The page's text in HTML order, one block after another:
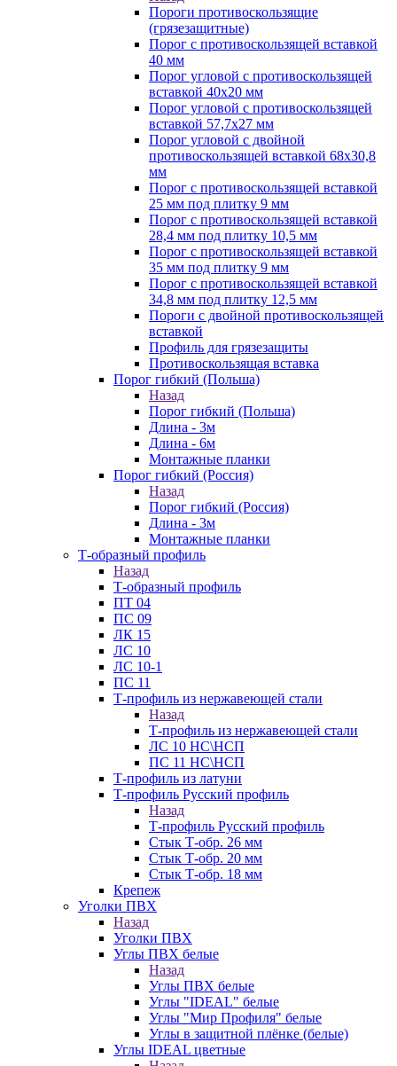
Пороги противоскользящие
(грязезащитные)
Порог с противоскользящей вставкой
40 мм
Порог угловой с противоскользящей
вставкой 40х20 мм
Порог угловой с противоскользящей
вставкой 57,7х27 мм
Порог угловой с двойной
противоскользящей вставкой 68х30,8
мм
Порог с противоскользящей вставкой
25 мм под плитку 9 мм
Порог с противоскользящей вставкой
28,4 мм под плитку 10,5 мм
Порог с противоскользящей вставкой
35 мм под плитку 9 мм
Порог с противоскользящей вставкой
34,8 мм под плитку 12,5 мм
Пороги с двойной противоскользящей
вставкой
Профиль для грязезащиты
Противоскользящая вставка
Порог гибкий (Польша)
Назад
Порог гибкий (Польша)
Длина - 3м
Длина - 6м
Монтажные планки
Порог гибкий (Россия)
Назад
Порог гибкий (Россия)
Длина - 3м
Монтажные планки
Т-образный профиль
Назад
Т-образный профиль
ПТ 04
ПС 09
ЛК 15
ЛС 10
ЛС 10-1
ПС 11
Т-профиль из нержавеющей стали
Назад
Т-профиль из нержавеющей стали
ЛС 10 НС\НСП
ПС 11 НС\НСП
Т-профиль из латуни
Т-профиль Русский профиль
Назад
Т-профиль Русский профиль
Стык Т-обр. 26 мм
Стык Т-обр. 20 мм
Стык Т-обр. 18 мм
Крепеж
Уголки ПВХ
Назад
Уголки ПВХ
Углы ПВХ белые
Назад
Углы ПВХ белые
Углы "IDEAL" белые
Углы "Мир Профиля" белые
Углы в защитной плёнке (белые)
Углы IDEAL цветные